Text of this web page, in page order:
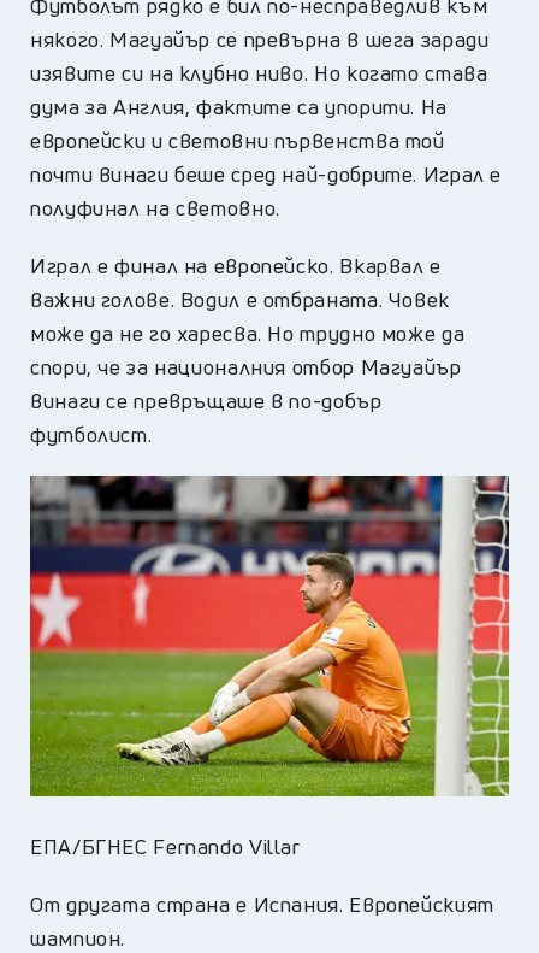
Футболът рядко е бил по-несправедлив към
някого. Магуайър се превърна в шега заради
изявите си на клубно ниво. Но когато става
дума за Англия, фактите са упорити. На
европейски и световни първенства той
почти винаги беше сред най-добрите. Играл е
полуфинал на световно.
Играл е финал на европейско. Вкарвал е
важни голове. Водил е отбраната. Човек
може да не го харесва. Но трудно може да
спори, че за националния отбор Магуайър
винаги се превръщаше в по-добър
футболист.
ЕПА/БГНЕС Fernando Villar
От другата страна е Испания. Европейският
шампион.